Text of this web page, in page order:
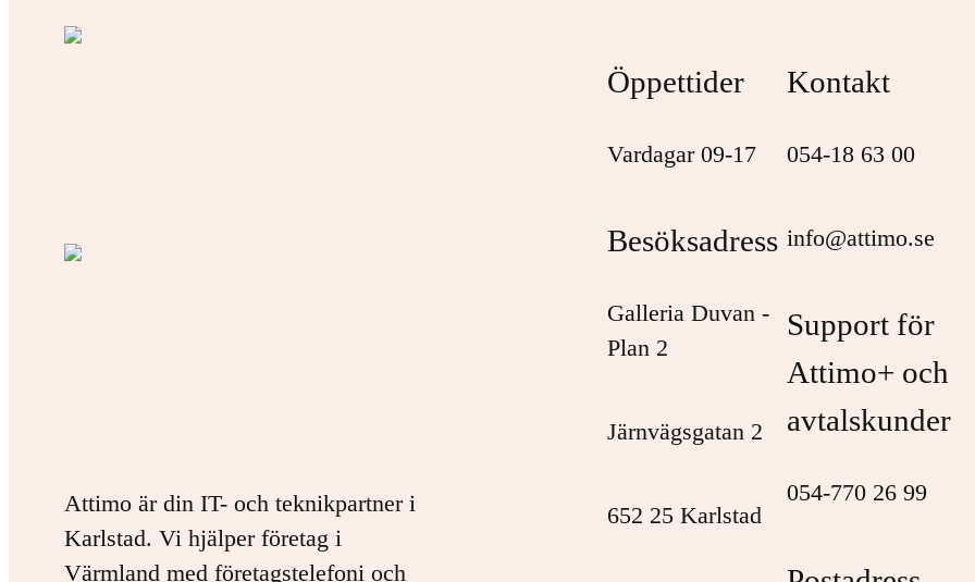
Attimo är din IT- och teknikpartner i
Karlstad. Vi hjälper företag i
Värmland med företagstelefoni och
Öppettider
Vardagar 09-17
Besöksadress
Galleria Duvan -
Plan 2
Järnvägsgatan 2
652 25 Karlstad
Kontakt
054-18 63 00
info@attimo.se
Support för
Attimo+ och
avtalskunder
054-770 26 99